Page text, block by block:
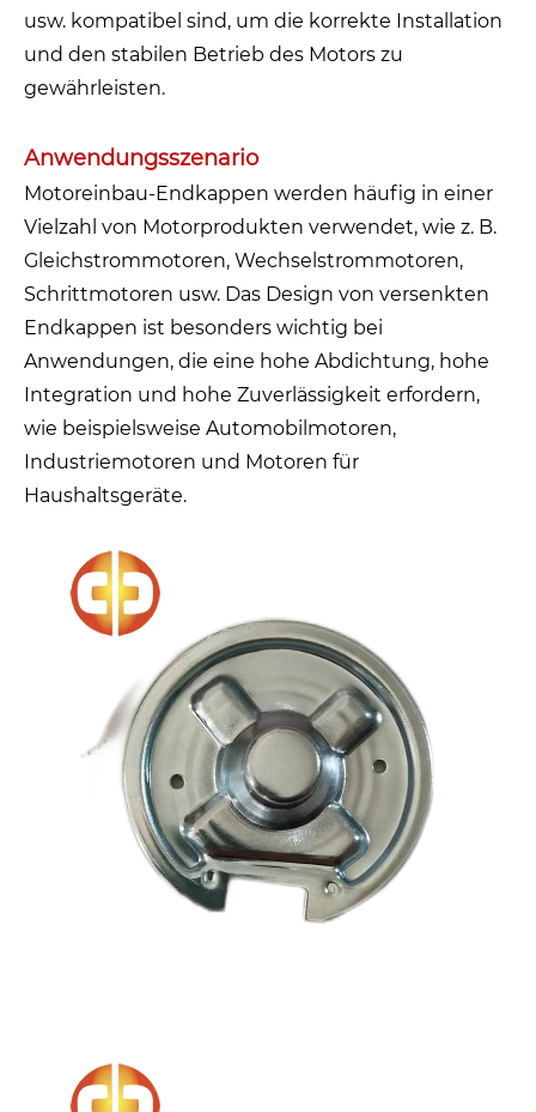
usw. kompatibel sind, um die korrekte Installation
und den stabilen Betrieb des Motors zu
gewährleisten.
Anwendungsszenario
Motoreinbau-Endkappen werden häufig in einer
Vielzahl von Motorprodukten verwendet, wie z. B.
Gleichstrommotoren, Wechselstrommotoren,
Schrittmotoren usw. Das Design von versenkten
Endkappen ist besonders wichtig bei
Anwendungen, die eine hohe Abdichtung, hohe
Integration und hohe Zuverlässigkeit erfordern,
wie beispielsweise Automobilmotoren,
Industriemotoren und Motoren für
Haushaltsgeräte.